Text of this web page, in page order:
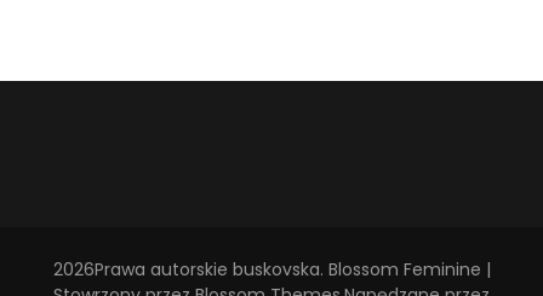
2026Prawa autorskie buskovska. Blossom Feminine |